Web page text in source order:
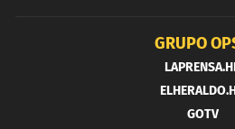
GRUPO
GOTV